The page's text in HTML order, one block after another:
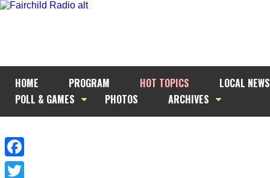
HOME PROGRAM HOT TOPICS
LOCAL NEWS
POLL & GAMES
PHOTOS ARCHIVES
Facebook